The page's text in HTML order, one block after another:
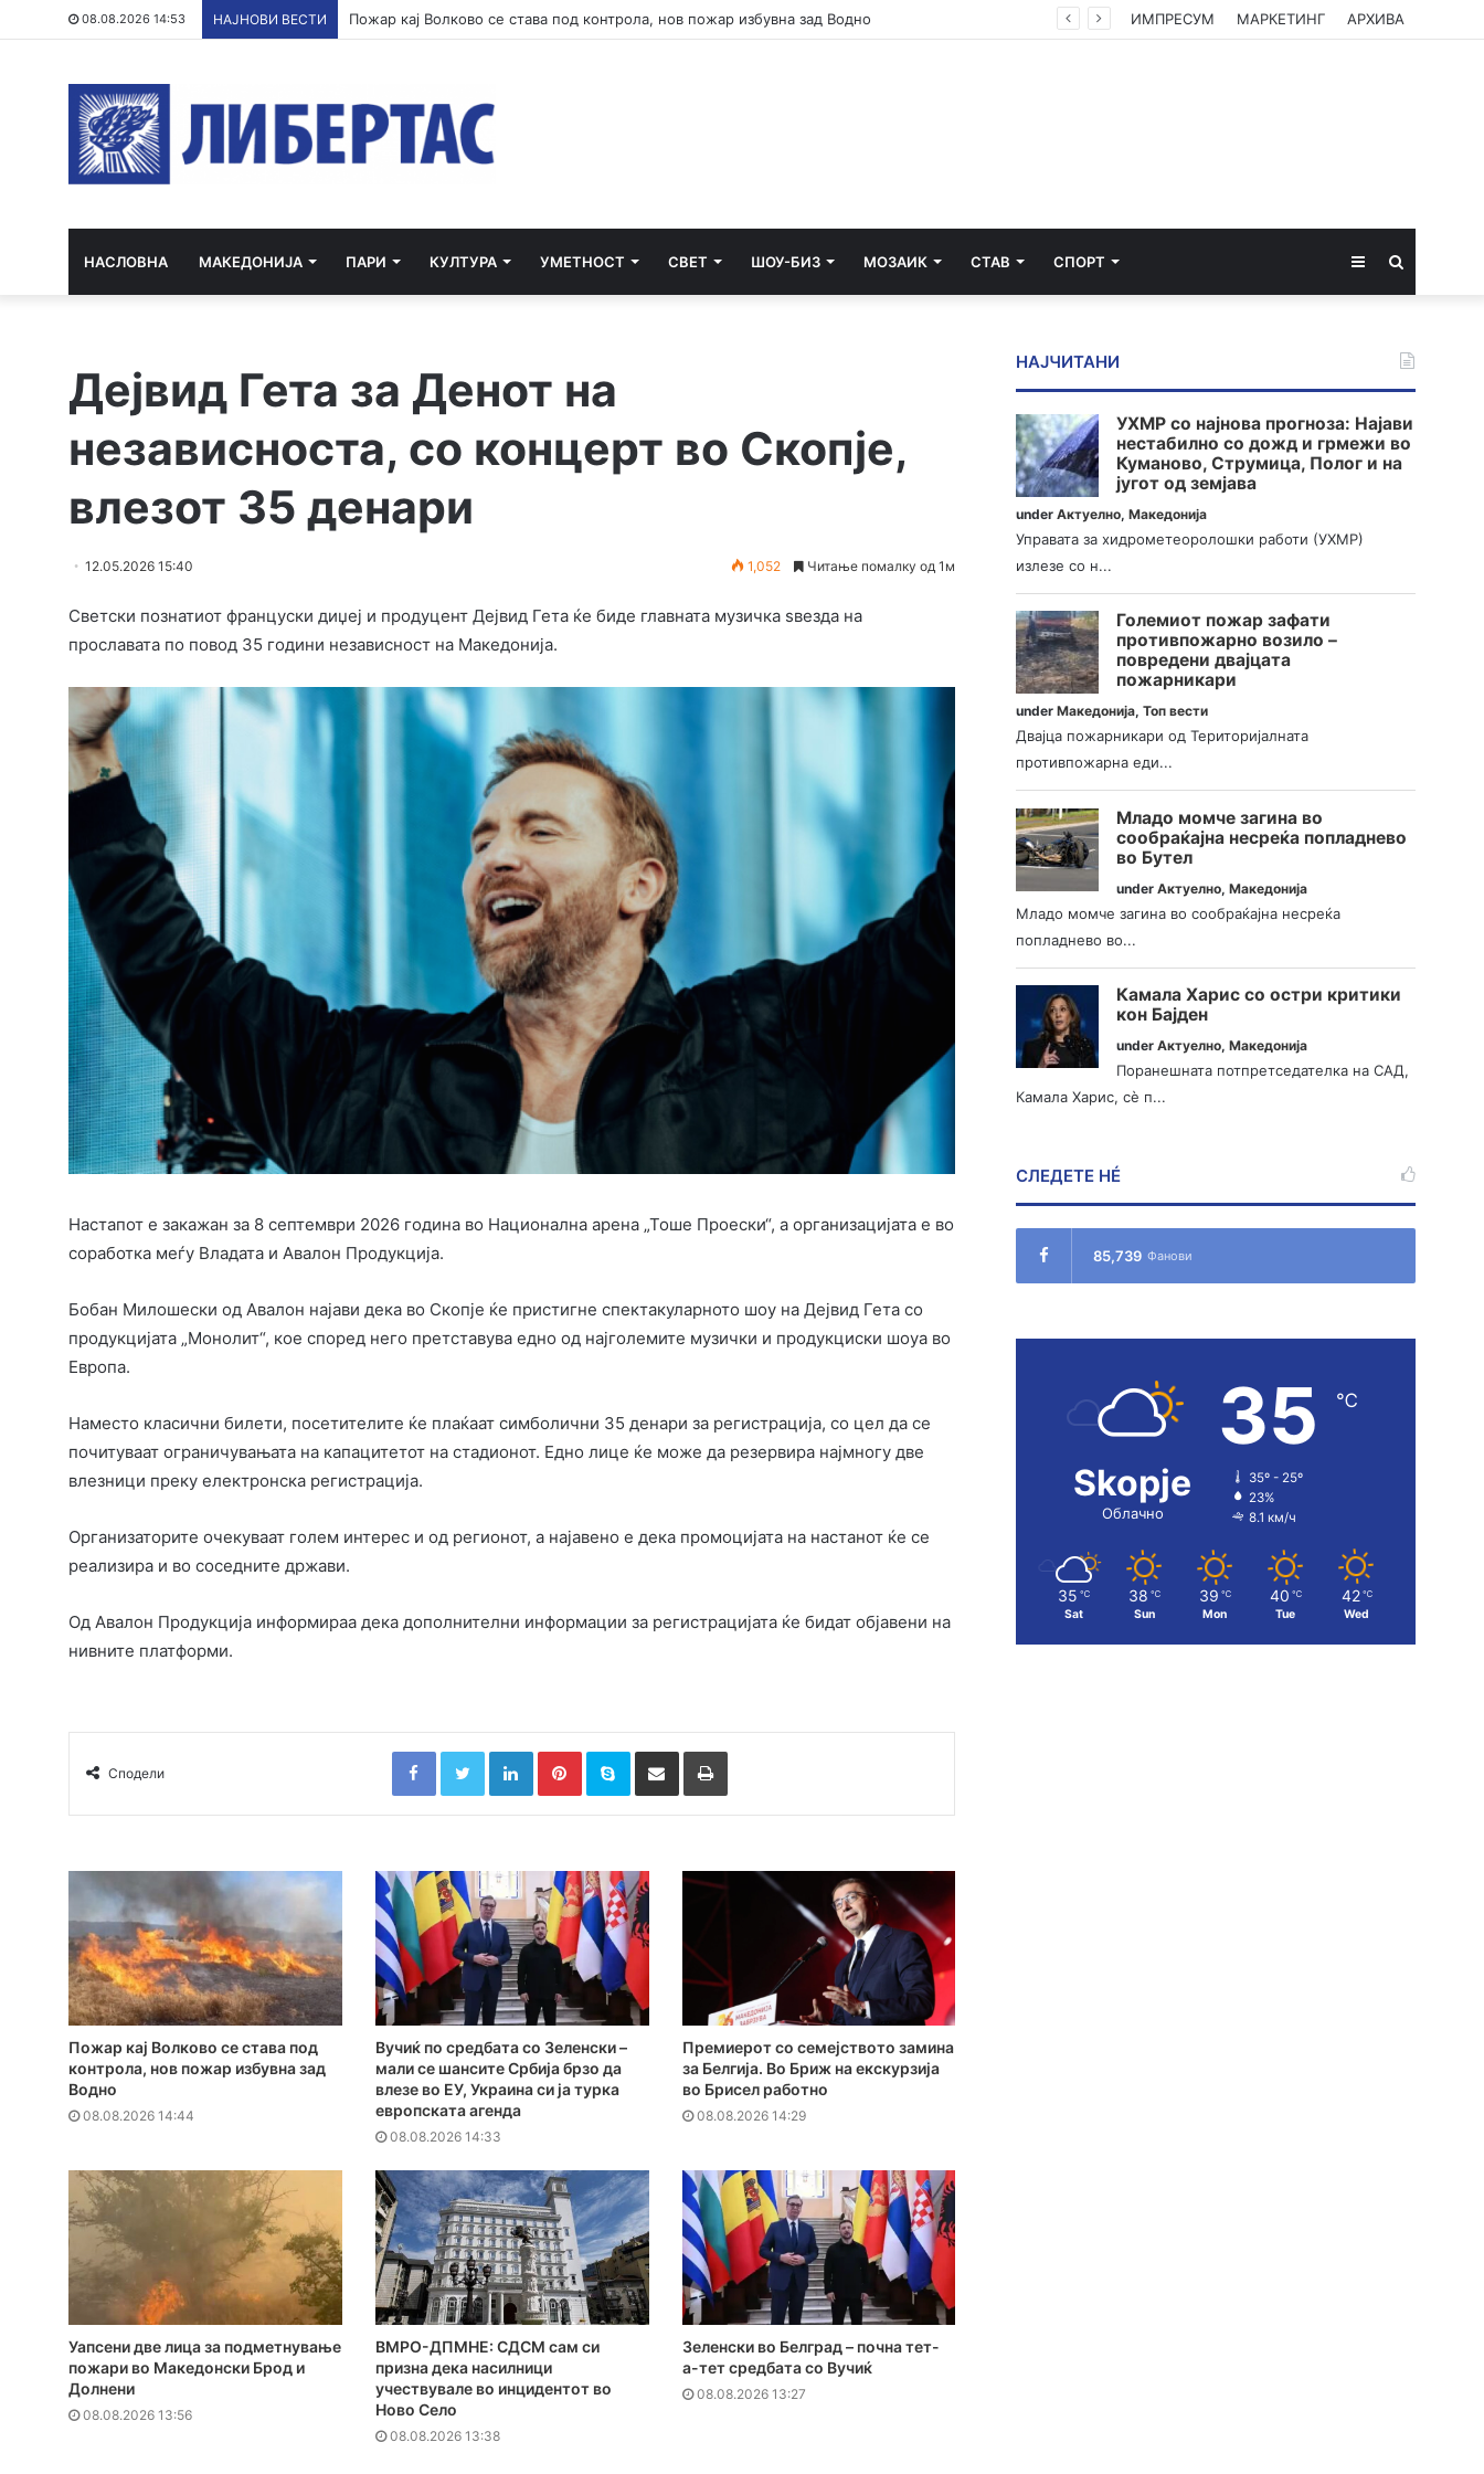
08.08.2026 14:53 НАЈНОВИ ВЕСТИ ИМПРЕСУМ МАРКЕТИНГ АРХИВА
НАСЛОВНА МАКЕДОНИЈА ПАРИ КУЛТУРА УМЕТНОСТ СВЕТ ШОУ-БИЗ МОЗАИК СТАВ СПОРТ Sidebar
Дејвид Гета за Денот на
независноста, со концерт во Скопје,
влезот 35 денари
12.05.2026 15:40 1,052 Читање помалку од 1м
Светски познатиот француски диџеј и продуцент Дејвид Гета ќе биде главната музичка ѕвезда на
прославата по повод 35 години независност на Македонија.
Настапот е закажан за 8 септември 2026 година во Национална арена „Тоше Проески“, а организацијата е во
соработка меѓу Владата и Aвалон Продукција.
Бобан Милошески од Авалон најави дека во Скопје ќе пристигне спектакуларното шоу на Дејвид Гета со
продукцијата „Монолит“, кое според него претставува едно од најголемите музички и продукциски шоуа во
Европа.
Наместо класични билети, посетителите ќе плаќаат симболични 35 денари за регистрација, со цел да се
почитуваат ограничувањата на капацитетот на стадионот. Едно лице ќе може да резервира најмногу две
влезници преку електронска регистрација.
Организаторите очекуваат голем интерес и од регионот, а најавено е дека промоцијата на настанот ќе се
реализира и во соседните држави.
Од Авалон Продукција информираа дека дополнителни информации за регистрацијата ќе бидат објавени на
нивните платформи.
Сподели
FacebookTwitterLinkedInPinterestSkype Сподели преку Е-маил Испринтај
Пожар кај Волково се става под
контрола, нов пожар избувна зад
Водно
08.08.2026 14:44
Вучиќ по средбата со Зеленски –
мали се шансите Србија брзо да
влезе во ЕУ, Украина си ја турка
европската агенда
08.08.2026 14:33
Премиерот со семејството замина
за Белгија. Во Бриж на екскурзија
во Брисел работно
08.08.2026 14:29
Уапсени две лица за подметнување
пожари во Македонски Брод и
Долнени
08.08.2026 13:56
ВМРО-ДПМНЕ: СДСМ сам си
призна дека насилници
учествувале во инцидентот во
Ново Село
08.08.2026 13:38
Зеленски во Белград – почна тет-
а-тет средбата со Вучиќ
08.08.2026 13:27
НАЈЧИТАНИ
УХМР со најнова прогноза: Најави
нестабилно со дожд и грмежи во
Куманово, Струмица, Полог и на
југот од земјава
underАктуелно,Македонија
Управата за хидрометеоролошки работи (УХМР)
излезе со н...
Големиот пожар зафати
противпожарно возило –
повредени двајцата
пожарникари
underМакедонија,Топ вести
Двајца пожарникари од Територијалната
противпожарна еди...
Младо момче загина во
сообраќајна несреќа попладнево
во Бутел
underАктуелно,Македонија
Младо момче загина во сообраќајна несреќа
попладнево во...
Камала Харис со остри критики
кон Бајден
underАктуелно,Македонија
Поранешната потпретседателка на САД,
Камала Харис, сè п...
СЛЕДЕТЕ НÉ
85,739 Фанови
Skopje
Облачно
35 ℃
35º - 25º
23%
8.1 км/ч
35 ℃
Sat
38 ℃
Sun
39 ℃
Mon
40 ℃
Tue
42 ℃
Wed